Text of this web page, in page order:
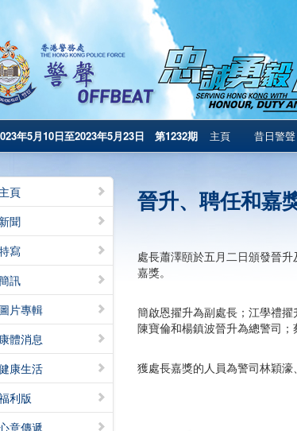
年5月10日至2023年5月23日 第1232期 主頁 昔日警聲
主頁
新聞
寫
訊
圖片專輯
康體消息
康生活
利版
意傳遞
晉升、聘任和嘉
處長蕭澤頤於五月二日頒發晉
嘉獎。
簡啟恩擢升為副處長；江學禮
陳寶倫和楊鎮波晉升為總警司；
獲處長嘉獎的人員為警司林穎